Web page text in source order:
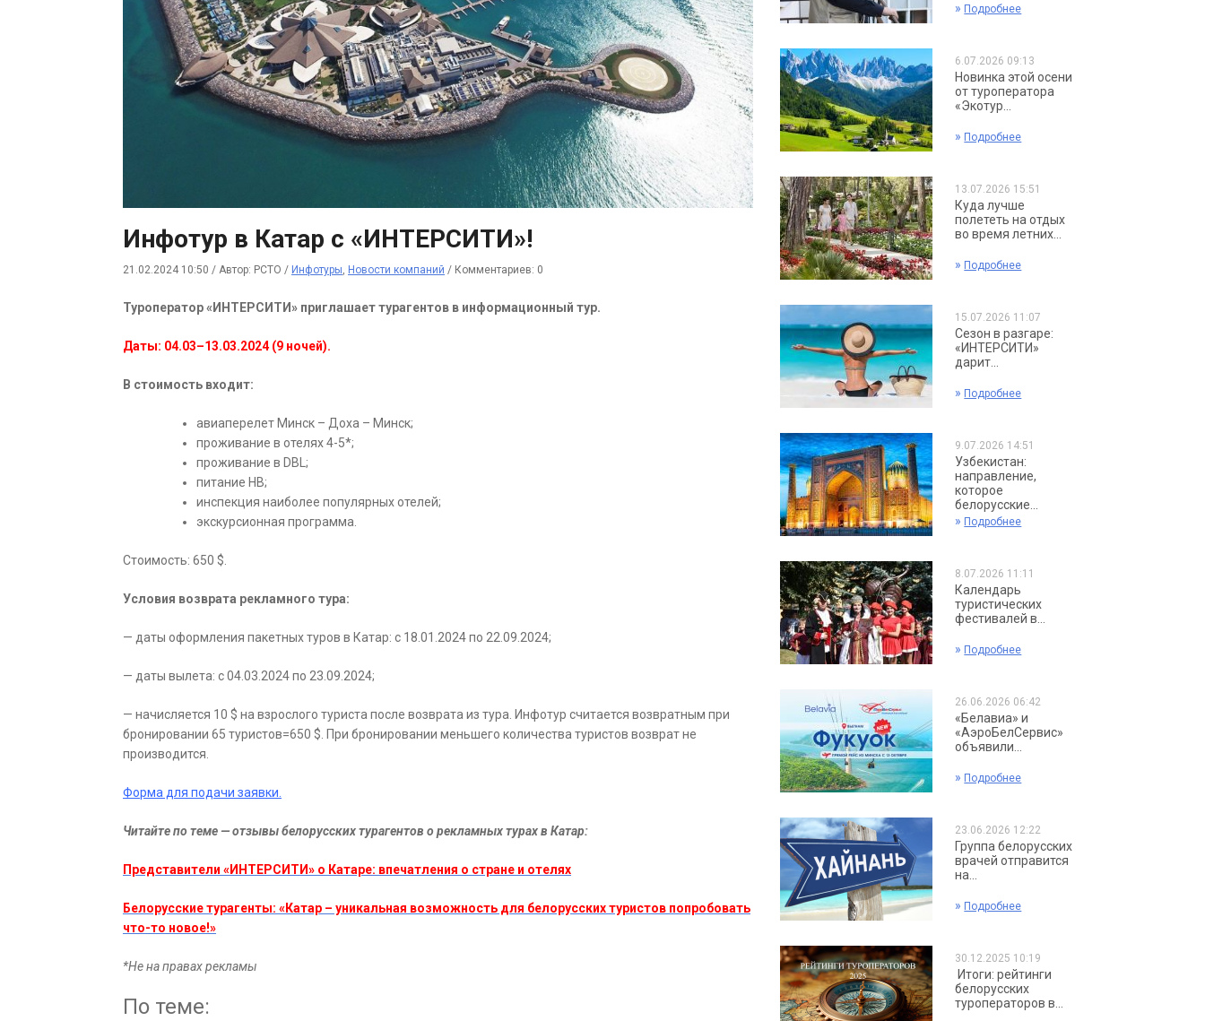
Инфотур в Катар с «ИНТЕРСИТИ»!
21.02.2024 10:50 / Автор: РСТО / Инфотуры, Новости компаний / Комментариев: 0
Туроператор «ИНТЕРСИТИ» приглашает турагентов в информационный тур.
Даты: 04.03–13.03.2024 (9 ночей).
В стоимость входит:
авиаперелет Минск – Доха – Минск;
проживание в отелях 4-5*;
проживание в DBL;
питание HB;
инспекция наиболее популярных отелей;
экскурсионная программа.
Стоимость: 650 $.
Условия возврата рекламного тура:
— даты оформления пакетных туров в Катар: с 18.01.2024 по 22.09.2024;
— даты вылета: с 04.03.2024 по 23.09.2024;
— начисляется 10 $ на взрослого туриста после возврата из тура. Инфотур считается возвратным при
бронировании 65 туристов=650 $. При бронировании меньшего количества туристов возврат не
производится.
Форма для подачи заявки.
Читайте по теме — отзывы белорусских турагентов о рекламных турах в Катар:
Представители «ИНТЕРСИТИ» о Катаре: впечатления о стране и отелях
Белорусские турагенты: «Катар – уникальная возможность для белорусских туристов попробовать
что-то новое!»
*Не на правах рекламы
По теме:
» Подробнее
6.07.2026 09:13
Новинка этой осени
от туроператора
«Экотур...
» Подробнее
13.07.2026 15:51
Куда лучше
полететь на отдых
во время летних...
» Подробнее
15.07.2026 11:07
Сезон в разгаре:
«ИНТЕРСИТИ»
дарит...
» Подробнее
9.07.2026 14:51
Узбекистан:
направление,
которое
белорусские...
» Подробнее
8.07.2026 11:11
Календарь
туристических
фестивалей в...
» Подробнее
26.06.2026 06:42
«Белавиа» и
«АэроБелСервис»
объявили...
» Подробнее
23.06.2026 12:22
Группа белорусских
врачей отправится
на...
» Подробнее
30.12.2025 10:19
Итоги: рейтинги
белорусских
туроператоров в...